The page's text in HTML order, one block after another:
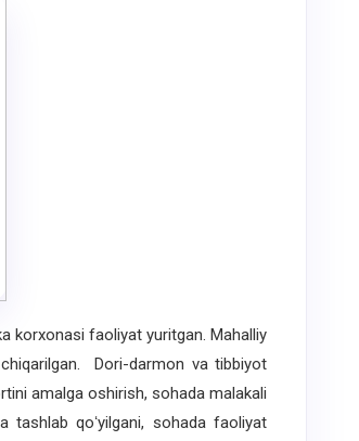
korxonasi faoliyat yuritgan. Mahalliy
Dori-darmon va tibbiyot
amalga oshirish, sohada malakali
tashlab qoʻyilgani, sohada faoliyat